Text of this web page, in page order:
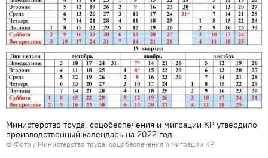
Министерство труда, соцобеспечения и миграции КР утвердило
производственный календарь на 2022 год
© Фото / Министерство труда, соцобеспечения и миграции КР